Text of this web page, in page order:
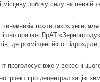
робочу силу на певній
проти таких змін,
працює ПрАТ
де розміщені його
проголосує вже у вересні
про децентралізацію